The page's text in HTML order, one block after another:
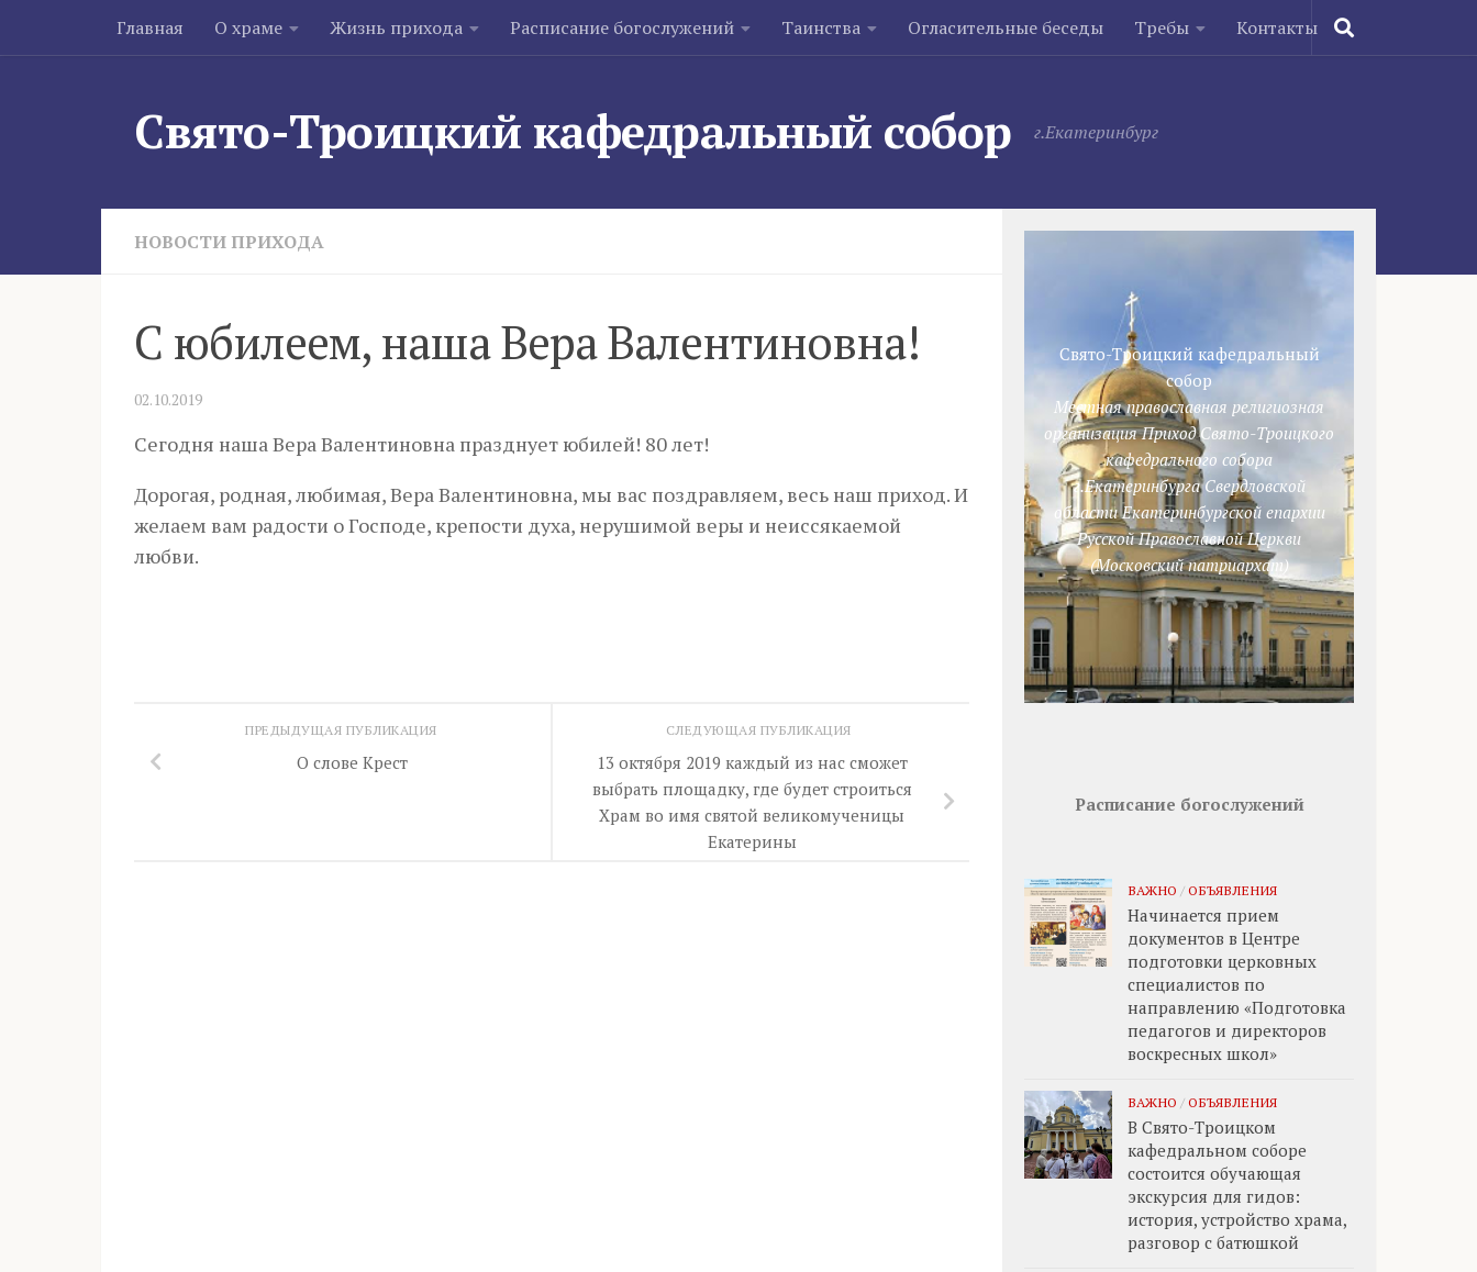
Skip to content
Главная О храме Жизнь прихода Расписание богослужений Таинства Огласительные беседы Требы Контакты
Свято-Троицкий кафедральный собор г.Екатеринбург
НОВОСТИ ПРИХОДА
С юбилеем, наша Вера Валентиновна!
02.10.2019
Сегодня наша Вера Валентиновна празднует юбилей! 80 лет!
Дорогая, родная, любимая, Вера Валентиновна, мы вас поздравляем, весь наш приход. И
желаем вам радости о Господе, крепости духа, нерушимой веры и неиссякаемой
любви.
СЛЕДУЮЩАЯ ПУБЛИКАЦИЯ
13 октября 2019 каждый из нас сможет
выбрать площадку, где будет строиться
Храм во имя святой великомученицы
Екатерины
ПРЕДЫДУЩАЯ ПУБЛИКАЦИЯ
О слове Крест
Свято-Троицкий кафедральный
собор
Местная православная религиозная
организация Приход Свято-Троицкого
кафедрального собора
г.Екатеринбурга Свердловской
области Екатеринбургской епархии
Русской Православной Церкви
(Московский патриархат)
Расписание богослужений
ВАЖНО / ОБЪЯВЛЕНИЯ
Начинается прием
документов в Центре
подготовки церковных
специалистов по
направлению «Подготовка
педагогов и директоров
воскресных школ»
ВАЖНО / ОБЪЯВЛЕНИЯ
В Свято-Троицком
кафедральном соборе
состоится обучающая
экскурсия для гидов:
история, устройство храма,
разговор с батюшкой